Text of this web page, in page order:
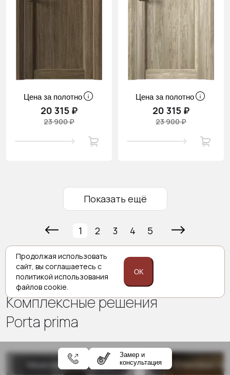
Цена за полотно
20 315 ₽
23 900 ₽
Цена за полотно
20 315 ₽
23 900 ₽
Показать ещё
1 2 3 4 5
Комплексные решения
Porta prima
Межкомнатные двери Стеновые
Замер и
консультация
Продолжая использовать
сайт, вы соглашаетесь с
политикой использования
файлов cookie.
OK